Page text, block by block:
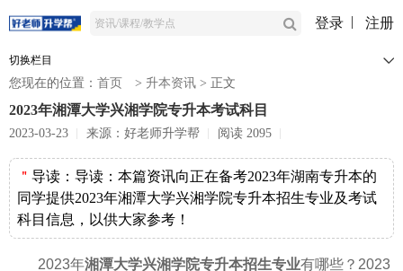
登录 注册
切换栏目
您现在的位置： 首页 > 升本资讯 > 正文
2023年湘潭大学兴湘学院专升本考试科目
2023-03-23 来源：好老师升学帮 阅读 2095
＂ 导读： 导读：本篇资讯向正在备考2023年湖南专升本的
同学提供2023年湘潭大学兴湘学院专升本招生专业及考试
科目信息，以供大家参考！
2023年湘潭大学兴湘学院专升本招生专业有哪些？2023